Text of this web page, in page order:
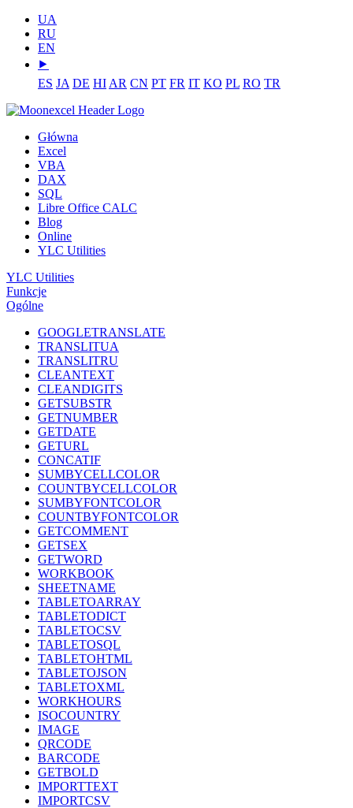
UA
RU
EN
⯈
ES JA DE HI AR CN PT FR IT KO PL RO TR
Główna
Excel
VBA
DAX
SQL
Libre Office CALC
Blog
Online
YLC Utilities
YLC Utilities
Funkcje
Ogólne
GOOGLETRANSLATE
TRANSLITUA
TRANSLITRU
CLEANTEXT
CLEANDIGITS
GETSUBSTR
GETNUMBER
GETDATE
GETURL
CONCATIF
SUMBYCELLCOLOR
COUNTBYCELLCOLOR
SUMBYFONTCOLOR
COUNTBYFONTCOLOR
GETCOMMENT
GETSEX
GETWORD
WORKBOOK
SHEETNAME
TABLETOARRAY
TABLETODICT
TABLETOCSV
TABLETOSQL
TABLETOHTML
TABLETOJSON
TABLETOXML
WORKHOURS
ISOCOUNTRY
IMAGE
QRCODE
BARCODE
GETBOLD
IMPORTTEXT
IMPORTCSV